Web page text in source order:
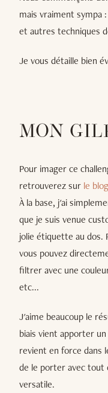
mais vraiment sympa
et autres techniques
Je vous détaille bien
MON
Pour imager ce
retrouverez sur le
À la base, j'ai
que je suis venue
jolie étiquette au dos.
vous pouvez
filtrer avec une
etc...
J'aime beaucoup le
biais vient apporter
revient en force dans
de le porter avec tout
versatile.